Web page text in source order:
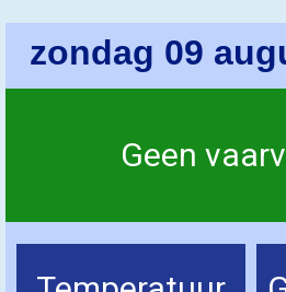
zondag 09
Geen